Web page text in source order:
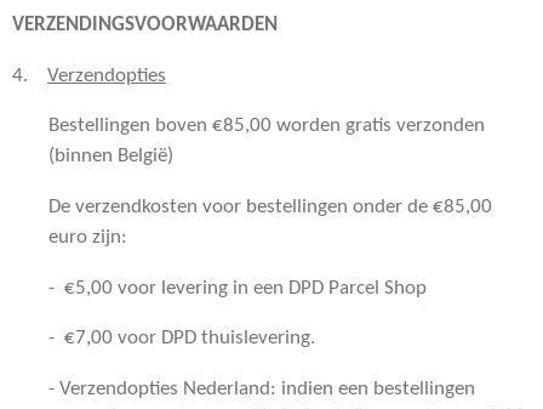
VERZENDINGSVOORWAARDEN
4. Verzendopties
Bestellingen boven €85,00 worden gratis verzonden
(binnen België)
De verzendkosten voor bestellingen onder de €85,00
euro zijn:
- €5,00 voor levering in een DPD Parcel Shop
- €7,00 voor DPD thuislevering.
- Verzendopties Nederland: indien een bestellingen